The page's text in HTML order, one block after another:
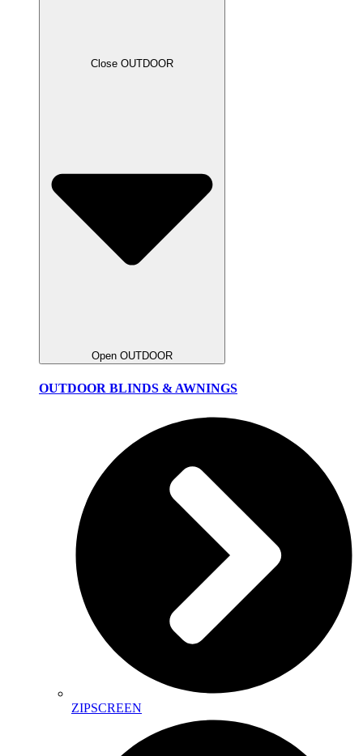
Close OUTDOOR
Open OUTDOOR
OUTDOOR BLINDS & AWNINGS
ZIPSCREEN